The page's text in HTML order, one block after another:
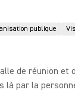
publique
de réunion et
là par la